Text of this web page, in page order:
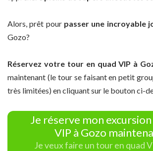
Alors, prêt pour passer une incroyable
Gozo?
Réservez votre tour en quad VIP à
maintenant (le tour se faisant en petit
très limitées) en cliquant sur le bouton ci-
Je réserve mon
VIP à Gozo
Je veux faire un tour en quad